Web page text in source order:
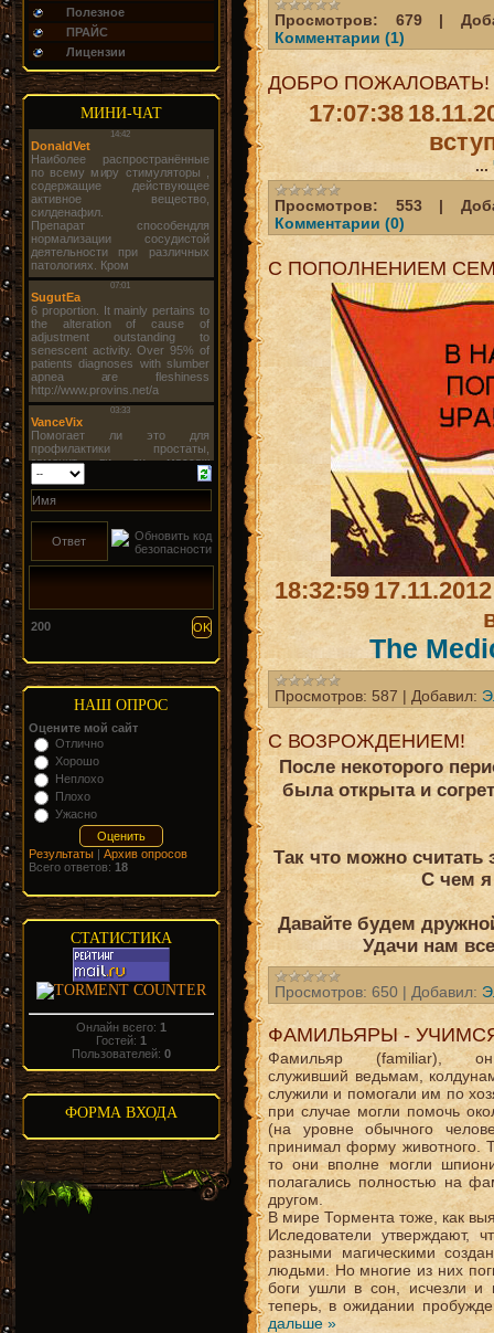
Полезное
ПРАЙС
Лицензии
МИНИ-ЧАТ
200
НАШ ОПРОС
Оцените мой сайт
Отлично
Хорошо
Неплохо
Плохо
Ужасно
Результаты | Архив опросов
Всего ответов: 18
СТАТИСТИКА
Онлайн всего: 1
Гостей: 1
Пользователей: 0
ФОРМА ВХОДА
Просмотров: 679 |
Комментарии (1)
ДОБРО ПОЖАЛОВАТЬ!
17:07:38
...
Просмотров: 553 |
Комментарии (0)
С ПОПОЛНЕНИЕМ
18:32:5917.11.2012
The
Просмотров: 587 | Добавил:
С ВОЗРОЖДЕНИЕМ!
После некоторого
была открыта и
Так что можно
С чем я
Давайте будем
Удачи нам
Просмотров: 650 | Добавил:
ФАМИЛЬЯРЫ -
Фамильяр
служивший ведьмам,
служили и помогали им по
при случае могли помочь
(на уровне обычного
принимал форму животного.
то они вполне могли
полагались полностью на
другом.
В мире Тормента тоже, как
Иследователи утверждают,
разными магическими
людьми. Но многие из них
боги ушли в сон, исчезли и
теперь, в ожидании
дальше »